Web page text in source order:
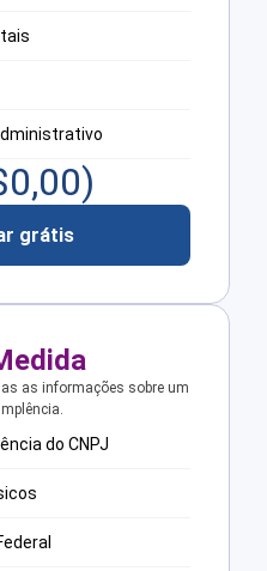
0,00)
grátis
as informações sobre um
do CNPJ